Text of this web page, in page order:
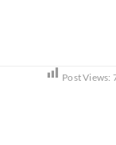
Post Views: